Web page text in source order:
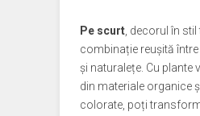
Pe scurt , decorul în
combinație reușită
și naturalețe. Cu plante
din materiale organice
colorate, poți